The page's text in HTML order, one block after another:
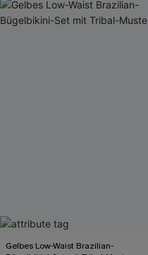
Gelbes Low-Waist Brazilian-